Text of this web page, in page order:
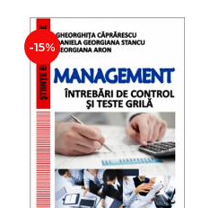
-15%